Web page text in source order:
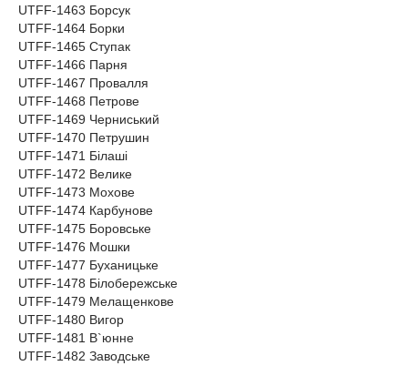
UTFF-1463 Борсук
UTFF-1464 Борки
UTFF-1465 Ступак
UTFF-1466 Парня
UTFF-1467 Провалля
UTFF-1468 Петрове
UTFF-1469 Черниський
UTFF-1470 Петрушин
UTFF-1471 Білаші
UTFF-1472 Велике
UTFF-1473 Мохове
UTFF-1474 Карбунове
UTFF-1475 Боровське
UTFF-1476 Мошки
UTFF-1477 Буханицьке
UTFF-1478 Білобережське
UTFF-1479 Мелащенкове
UTFF-1480 Вигор
UTFF-1481 В`юнне
UTFF-1482 Заводське